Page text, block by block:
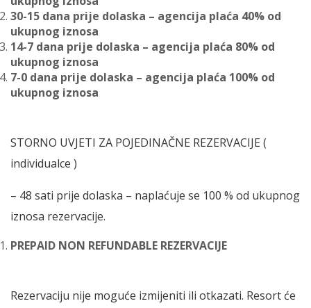
30-15 dana prije dolaska – agencija plaća 40% od
ukupnog iznosa
14-7 dana prije dolaska – agencija plaća 80% od
ukupnog iznosa
7-0 dana prije dolaska – agencija plaća 100% od
ukupnog iznosa
STORNO UVJETI ZA POJEDINAČNE REZERVACIJE (
individualce )
– 48 sati prije dolaska – naplaćuje se 100 % od ukupnog
iznosa rezervacije.
PREPAID NON REFUNDABLE REZERVACIJE
Rezervaciju nije moguće izmijeniti ili otkazati. Resort će